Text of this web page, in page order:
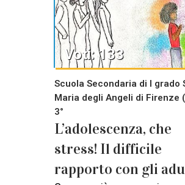
Scuola Secondaria di I grado
Maria degli Angeli di Firenze
3°
L’adolescenza, che
stress! Il difficile
rapporto con gli
Voti: 133